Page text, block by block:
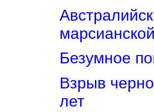
Безумное
Взрыв
лет